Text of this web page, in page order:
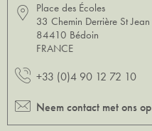
Place des Écoles
33 Chemin Derrière St Jean
84410 Bédoin
FRANCE
+33 (0)4 90 12 72 10
Neem contact met ons op